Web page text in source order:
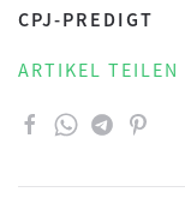
CPJ-PREDIGT
ARTIKEL TEILEN